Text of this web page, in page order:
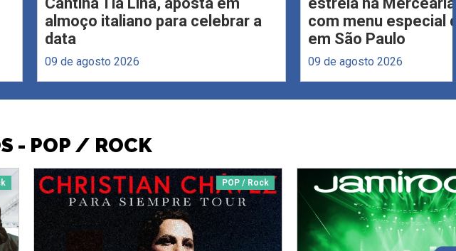
almoço italiano para celebrar a
data
09 de agosto 2026
com menu especial
em São Paulo
09 de agosto 2026
- POP / ROCK
POP / Rock